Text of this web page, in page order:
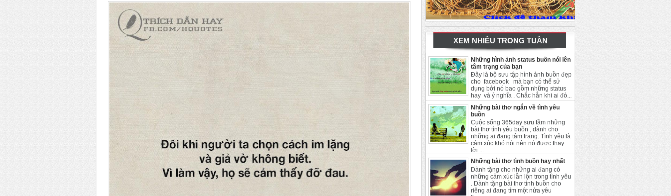
XEM NHIỀU TRONG TUẦN
Những hình ảnh status buồn nói lên
tâm trạng của bạn
Đây là bộ sưu tập hình ảnh buồn đẹp
cho facebook mà bạn có thể sử
dụng bởi nó bao gồm những status
hay và ý nghĩa . Chắc hẳn khi ai đó...
Những bài thơ ngắn về tình yêu
buồn
Cuộc sống 365day sưu tầm những
bài thơ tình yêu buồn , dành cho
những ai đang tâm trạng. Tình yêu là
cảm xúc khó nói nên nó được thay
lời ...
Những bài thơ tình buồn hay nhất
Dành tặng cho những ai đang có
những cảm xúc lẫn lộn trong tình yêu
. Dành tặng bài thơ tình buồn cho
riêng ai đang tìm một nửa yêu